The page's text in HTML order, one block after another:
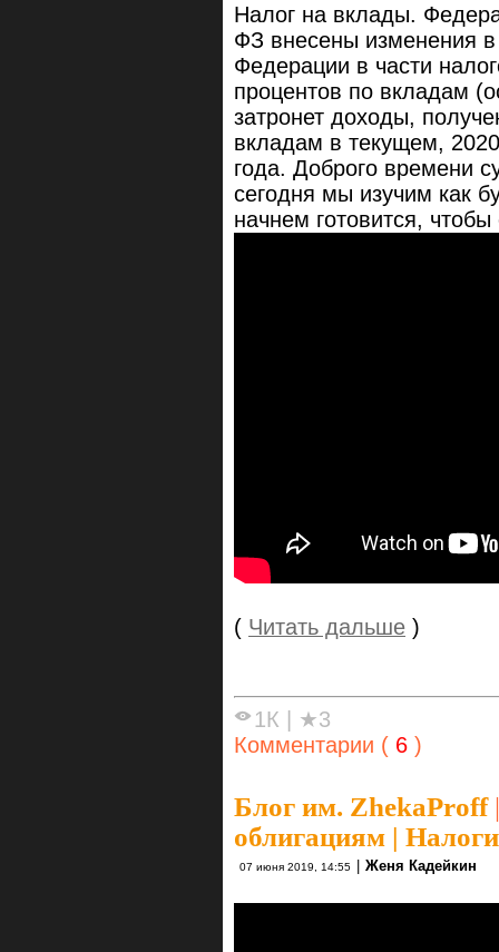
Налог на вклады.
ФЗ внесены изменения в
Федерации в части
процентов по вкладам
затронет доходы,
вкладам в текущем,
года. Доброго времени
сегодня мы изучим как
начнем готовится,
( Читать дальше )
1К
★3
Комментарии ( 6 )
Блог им. ZhekaProff|
облигациям | Налоги
07 июня 2019, 14:55 Женя Кадейкин